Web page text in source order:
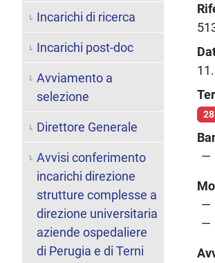
Incarichi di ricerca
Incarichi post-doc
Avviamento a
selezione
Direttore Generale
Avvisi conferimento
incarichi direzione
strutture complesse a
direzione universitaria
aziende ospedaliere
di Perugia e di Terni